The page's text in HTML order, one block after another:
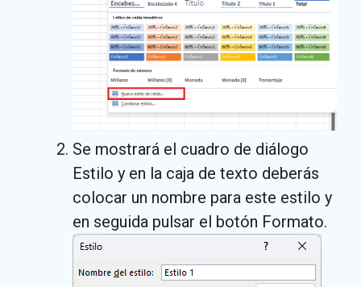
Se mostrará el cuadro de diálogo
Estilo y en la caja de texto deberás
colocar un nombre para este estilo y
en seguida pulsar el botón Formato.